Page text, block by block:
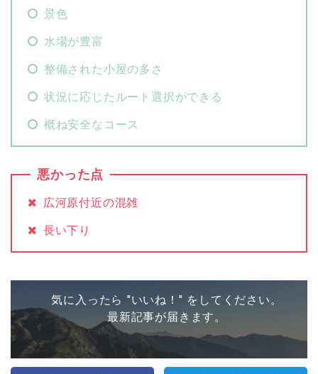
景色
水場が豊富
整備された小屋の多さ
状況に応じたルート選択ができる
概ね安全なコース
悪かった点
広河原付近の混雑
長い下り
気に入ったら "いいね！" をしてください。
最新記事が届きます。